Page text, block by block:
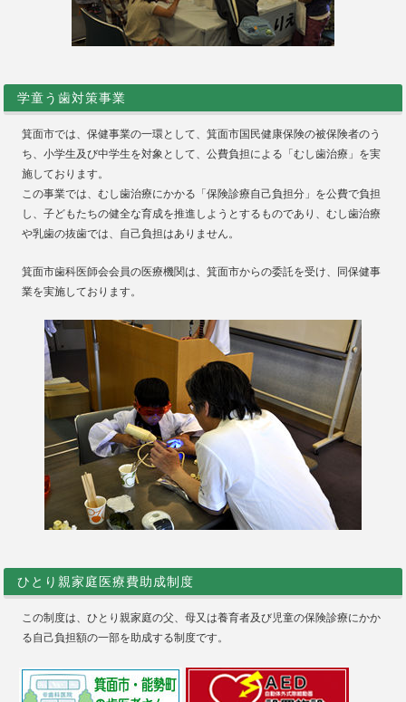
学童う歯対策事業
箕面市では、保健事業の一環として、箕面市国民健康保険の被保険者のう
ち、小学生及び中学生を対象として、公費負担による「むし歯治療」を実
施しております。
この事業では、むし歯治療にかかる「保険診療自己負担分」を公費で負担
し、子どもたちの健全な育成を推進しようとするものであり、むし歯治療
や乳歯の抜歯では、自己負担はありません。
箕面市歯科医師会会員の医療機関は、箕面市からの委託を受け、同保健事
業を実施しております。
ひとり親家庭医療費助成制度
この制度は、ひとり親家庭の父、母又は養育者及び児童の保険診療にかか
る自己負担額の一部を助成する制度です。